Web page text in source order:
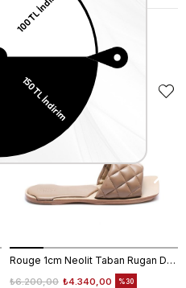
Ürünler
Rouge 1cm Neolit Taban Rugan Deri Nude Kadın Terlik 0197-169
₺4.340,00
₺6.200,00 %30